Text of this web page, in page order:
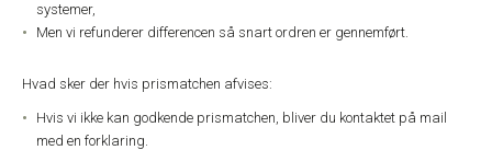
systemer,
Men vi refunderer differencen så snart ordren er gennemført.
Hvad sker der hvis prismatchen afvises:
Hvis vi ikke kan godkende prismatchen, bliver du kontaktet på mail
med en forklaring.